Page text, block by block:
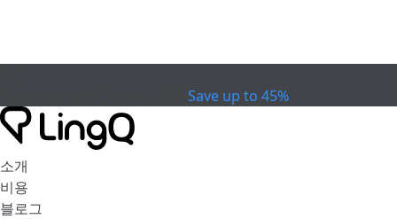
Save up to 45%
소개
비용
블로그